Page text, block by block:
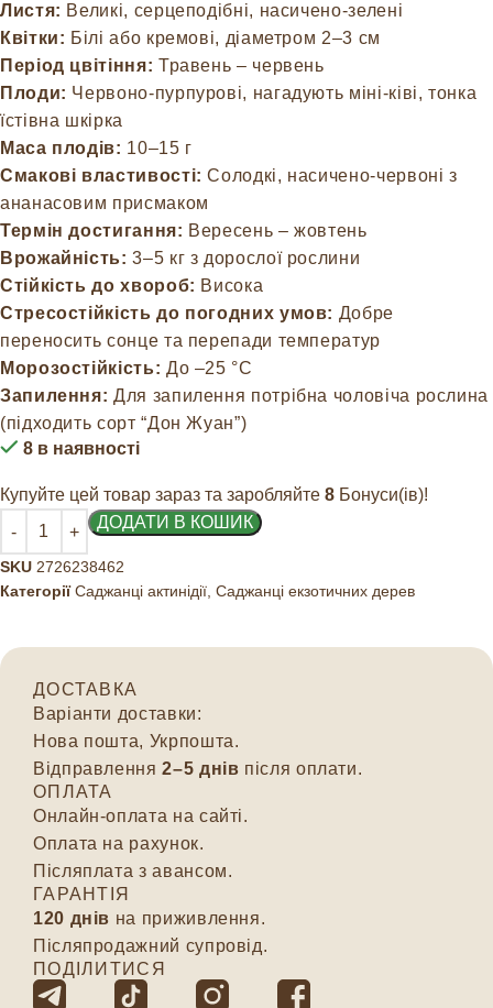
Листя: Великі, серцеподібні, насичено-зелені
Квітки: Білі або кремові, діаметром 2–3 см
Період цвітіння: Травень – червень
Плоди: Червоно-пурпурові, нагадують міні-ківі, тонка
їстівна шкірка
Маса плодів: 10–15 г
Смакові властивості: Солодкі, насичено-червоні з
ананасовим присмаком
Термін достигання: Вересень – жовтень
Врожайність: 3–5 кг з дорослої рослини
Стійкість до хвороб: Висока
Стресостійкість до погодних умов: Добре
переносить сонце та перепади температур
Морозостійкість: До –25 °C
Запилення: Для запилення потрібна чоловіча рослина
(підходить сорт “Дон Жуан”)
8 в наявності
Купуйте цей товар зараз та заробляйте 8 Бонуси(ів)!
ДОДАТИ В КОШИК
SKU 2726238462
Категорії Саджанці актинідії, Саджанці екзотичних дерев
ДОСТАВКА
Варіанти доставки:
Нова пошта, Укрпошта.
Відправлення2–5 днів після оплати.
ОПЛАТА
Онлайн-оплата на сайті.
Оплата на рахунок.
Післяплата з авансом.
ГАРАНТІЯ
120 днів на приживлення.
Післяпродажний супровід.
ПОДІЛИТИСЯ